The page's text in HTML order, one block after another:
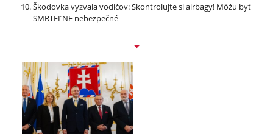
Škodovka vyzvala vodičov: Skontrolujte si airbagy! Môžu byť
SMRTEĽNE nebezpečné